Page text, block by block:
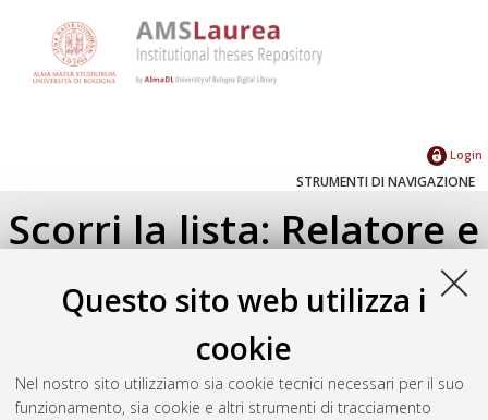
Questo sito web utilizza i
cookie
Nel nostro sito utilizziamo sia cookie tecnici necessari per il suo
funzionamento, sia cookie e altri strumenti di tracciamento
Login
STRUMENTI DI NAVIGAZIONE
Scorri la lista: Relatore e
Correlatore
Seleziona un valore dall'elenco sottostante.
2023(1)